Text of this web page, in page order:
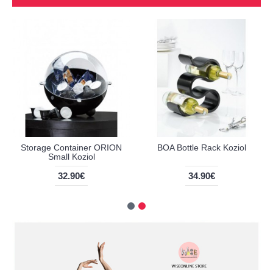
Storage Container ORION
Small Koziol
32.90€
BOA Bottle Rack Koziol
34.90€